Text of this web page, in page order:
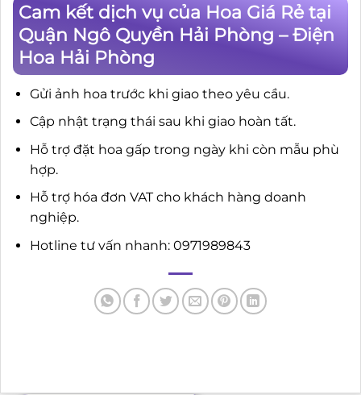
Cam kết dịch vụ của Hoa Giá Rẻ tại
Quận Ngô Quyền Hải Phòng – Điện
Hoa Hải Phòng
Gửi ảnh hoa trước khi giao theo yêu cầu.
Cập nhật trạng thái sau khi giao hoàn tất.
Hỗ trợ đặt hoa gấp trong ngày khi còn mẫu phù
hợp.
Hỗ trợ hóa đơn VAT cho khách hàng doanh
nghiệp.
Hotline tư vấn nhanh: 0971989843